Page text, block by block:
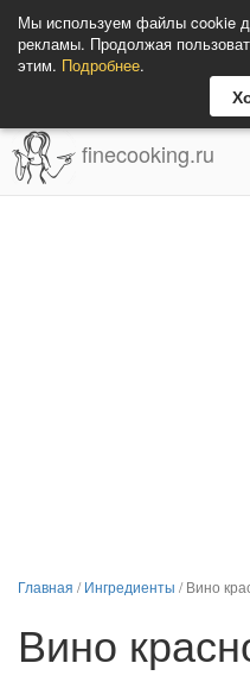
Мы используем файлы cookie
рекламы. Продолжая
этим. Подробнее.
finecooking.ru
Главная /Ингредиенты /Вино
Вино